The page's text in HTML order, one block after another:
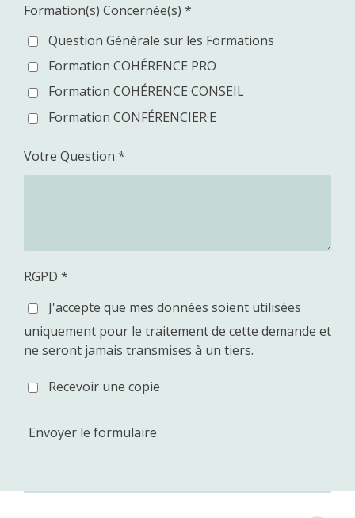
Formation(s) Concernée(s) *
Question Générale sur les Formations
Formation COHÉRENCE PRO
Formation COHÉRENCE CONSEIL
Formation CONFÉRENCIER·E
Votre Question *
RGPD *
J'accepte que mes données soient utilisées
uniquement pour le traitement de cette demande et
ne seront jamais transmises à un tiers.
Recevoir une copie
Envoyer le formulaire